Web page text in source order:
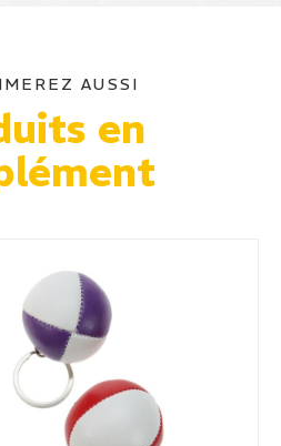
AUSSI
en